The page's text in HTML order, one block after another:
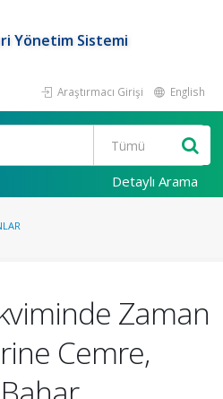
Yönetim Sistemi
Araştırmacı Girişi English
Detaylı Arama
Zaman
Cemre,